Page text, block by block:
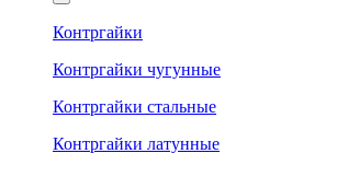
Контргайки
Контргайки чугунные
Контргайки стальные
Контргайки латунные